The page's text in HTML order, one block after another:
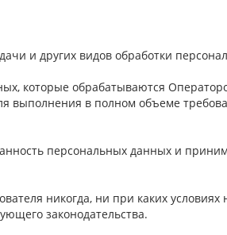
и других видов обработки
которые обрабатываются
выполнения в полном объеме
персональных данных и
никогда, ни при каких
законодательства.